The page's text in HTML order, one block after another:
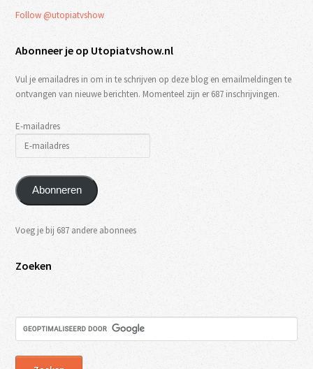
Follow @utopiatvshow
Abonneer je op Utopiatvshow.nl
Vul je emailadres in om in te schrijven op deze blog en emailmeldingen te
ontvangen van nieuwe berichten. Momenteel zijn er 687 inschrijvingen.
E-mailadres
Abonneren
Voeg je bij 687 andere abonnees
Zoeken